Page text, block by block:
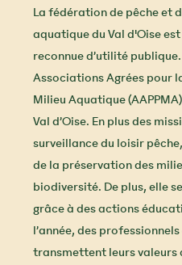
La fédération de pêche et
aquatique du Val d'Oise
reconnue d’utilité
Associations Agrées pour
Milieu Aquatique
Val d’Oise. En plus des
surveillance du loisir
de la préservation des
biodiversité. De plus, elle
grâce à des actions
l’année, des
transmettent leurs valeurs